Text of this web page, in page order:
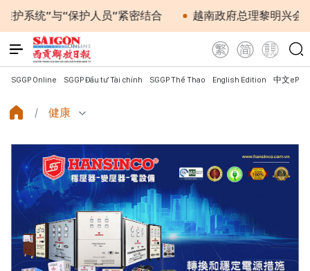
”与“保护人员”紧密结合 越南政府总理黎明兴会见马来
SGGP Online SGGP Đầu tư Tài chính SGGP Thể Thao English Edition 中文
健康